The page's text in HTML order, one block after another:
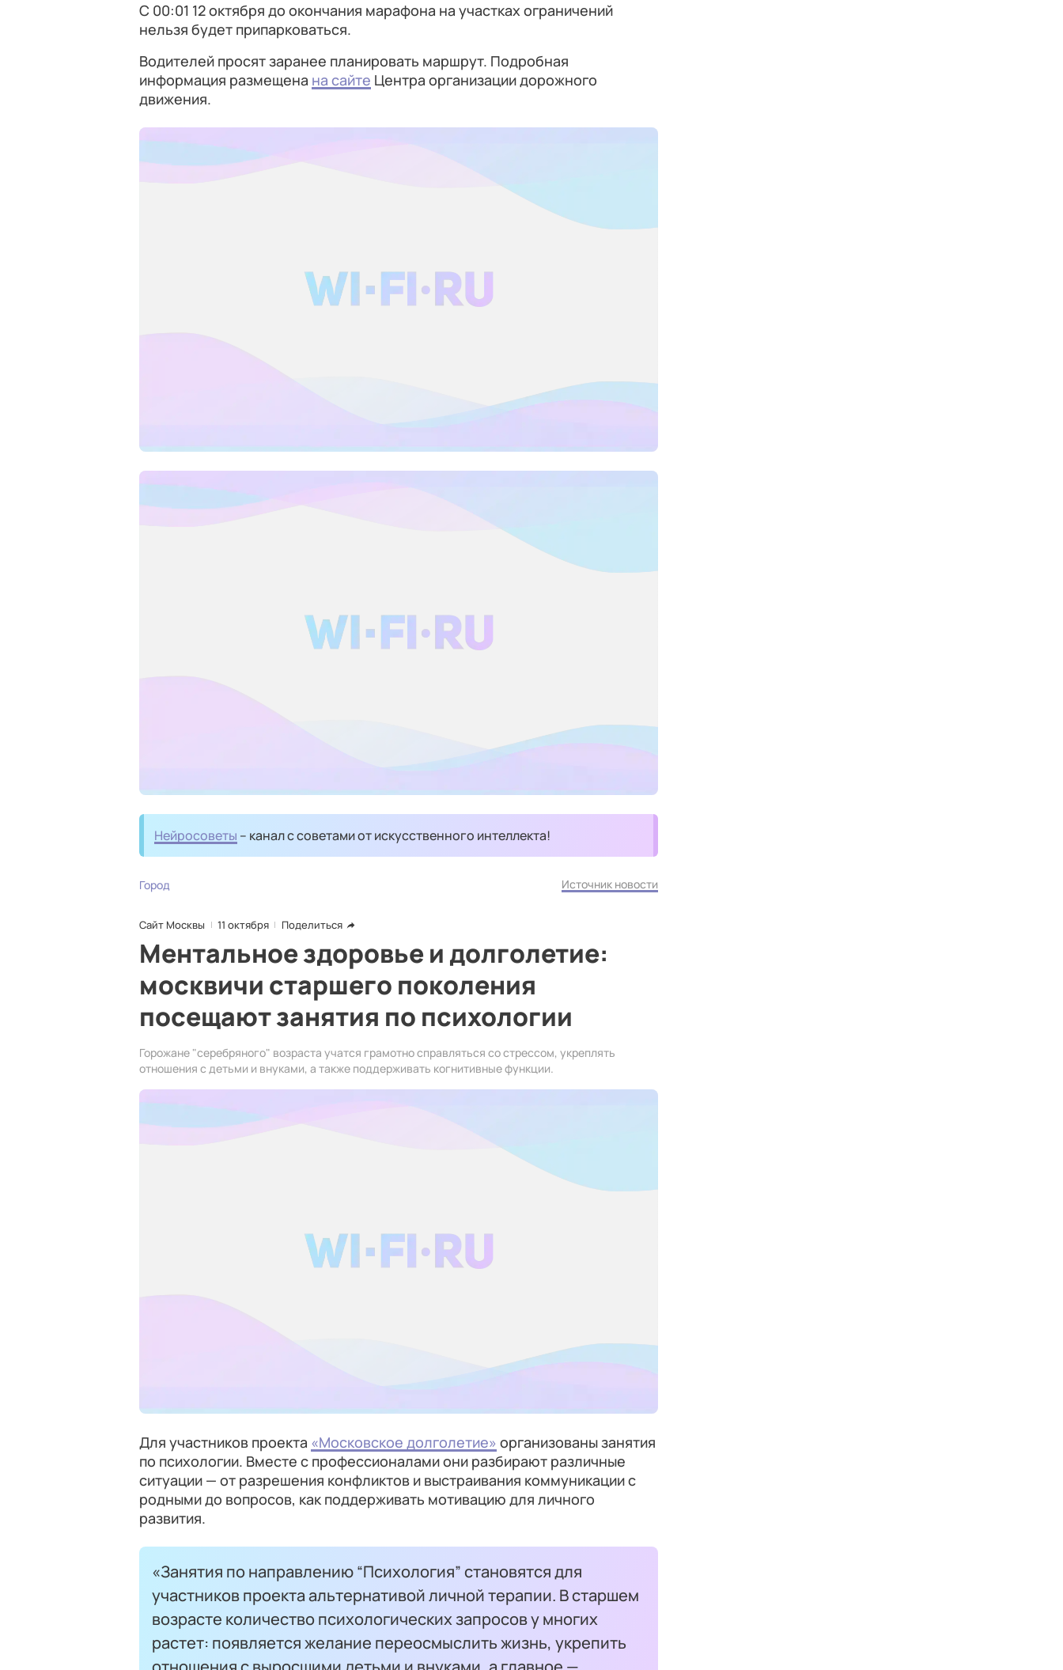
С 00:01 12 октября до окончания марафона на участках ограничений
нельзя будет припарковаться.
Водителей просят заранее планировать маршрут. Подробная
информация размещена на сайте Центра организации дорожного
движения.
Нейросоветы – канал с советами от искусственного интеллекта!
Город Источник новости
Сайт Москвы 11 октября Поделиться
Ментальное здоровье и долголетие:
москвичи старшего поколения
посещают занятия по психологии
Горожане "серебряного" возраста учатся грамотно справляться со стрессом, укреплять
отношения с детьми и внуками, а также поддерживать когнитивные функции.
Для участников проекта «Московское долголетие» организованы занятия
по психологии. Вместе с профессионалами они разбирают различные
ситуации — от разрешения конфликтов и выстраивания коммуникации с
родными до вопросов, как поддерживать мотивацию для личного
развития.
«Занятия по направлению “Психология” становятся для
участников проекта альтернативой личной терапии. В старшем
возрасте количество психологических запросов у многих
растет: появляется желание переосмыслить жизнь, укрепить